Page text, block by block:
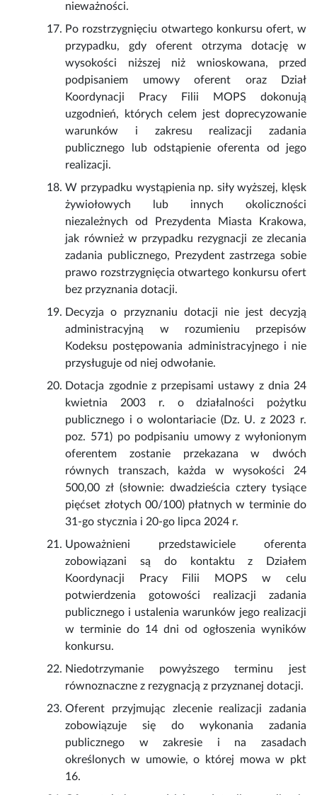
nieważności.
Po rozstrzygnięciu otwartego konkursu ofert, w
przypadku, gdy oferent otrzyma dotację w
wysokości niższej niż wnioskowana, przed
podpisaniem umowy oferent oraz Dział
Koordynacji Pracy Filii MOPS dokonują
uzgodnień, których celem jest doprecyzowanie
warunków i zakresu realizacji zadania
publicznego lub odstąpienie oferenta od jego
realizacji.
W przypadku wystąpienia np. siły wyższej, klęsk
żywiołowych lub innych okoliczności
niezależnych od Prezydenta Miasta Krakowa,
jak również w przypadku rezygnacji ze zlecania
zadania publicznego, Prezydent zastrzega sobie
prawo rozstrzygnięcia otwartego konkursu ofert
bez przyznania dotacji.
Decyzja o przyznaniu dotacji nie jest decyzją
administracyjną w rozumieniu przepisów
Kodeksu postępowania administracyjnego i nie
przysługuje od niej odwołanie.
Dotacja zgodnie z przepisami ustawy z dnia 24
kwietnia 2003 r. o działalności pożytku
publicznego i o wolontariacie (Dz. U. z 2023 r.
poz. 571) po podpisaniu umowy z wyłonionym
oferentem zostanie przekazana w dwóch
równych transzach, każda w wysokości 24
500,00 zł (słownie: dwadzieścia cztery tysiące
pięćset złotych 00/100) płatnych w terminie do
31-go stycznia i 20-go lipca 2024 r.
Upoważnieni przedstawiciele oferenta
zobowiązani są do kontaktu z Działem
Koordynacji Pracy Filii MOPS w celu
potwierdzenia gotowości realizacji zadania
publicznego i ustalenia warunków jego realizacji
w terminie do 14 dni od ogłoszenia wyników
konkursu.
Niedotrzymanie powyższego terminu jest
równoznaczne z rezygnacją z przyznanej dotacji.
Oferent przyjmując zlecenie realizacji zadania
zobowiązuje się do wykonania zadania
publicznego w zakresie i na zasadach
określonych w umowie, o której mowa w pkt
16.